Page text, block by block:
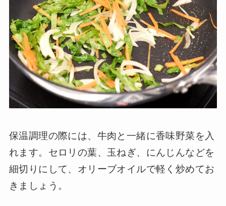
保温調理の際には、牛肉と一緒に香味野菜を入
れます。セロリの葉、玉ねぎ、にんじんなどを
細切りにして、オリーブオイルで軽く炒めてお
きましょう。